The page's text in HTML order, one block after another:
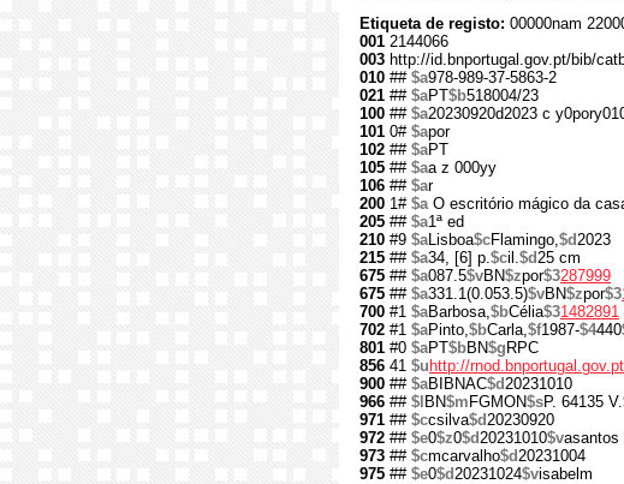
Etiqueta de registo: 00000nam
001 2144066
003 http://id.bnportugal.gov.pt/bib/
010 ## $a978-989-37-5863-2
021 ## $aPT$b518004/23
100 ## $a20230920d2023 c
101 0# $apor
102 ## $aPT
105 ## $aa z 000yy
106 ## $ar
200 1# $aO escritório mágico da
205 ## $a1ª ed
210 #9 $aLisboa$cFlamingo,$d2023
215 ## $a34, [6] p.$cil.$d25 cm
675 ## $a087.5$vBN$zpor$3287999
675 ## $a331.1(0.053.5)$vBN$zpor$3
700 #1 $aBarbosa,$bCélia$31482891
702 #1 $aPinto,$bCarla,$f1987-$4440
801 #0 $aPT$bBN$g RPC
856 41 $u http://
900 ## $aBIBNAC$d20231010
966 ## $l BN$m FGMON$sP. 64135 V.
971 ## $ccsilva$d20230920
972 ## $e0$z0$d20231010$vasantos
973 ## $cmcarvalho$d20231004
975 ## $e0$d20231024$visabelm